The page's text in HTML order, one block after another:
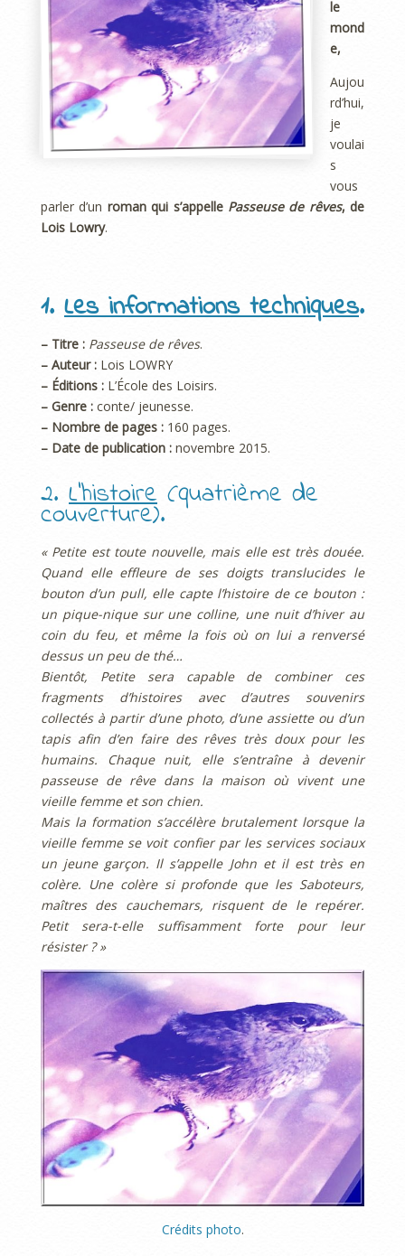
le
mond
e,
Aujou
rd’hui,
je
voulai
s
vous
parler d’un roman qui s’appelle Passeuse de rêves, de
Lois Lowry.
1. Les informations techniques.
– Titre : Passeuse de rêves.
– Auteur : Lois LOWRY
– Éditions : L’École des Loisirs.
– Genre : conte/ jeunesse.
– Nombre de pages : 160 pages.
– Date de publication : novembre 2015.
2. L’histoire (quatrième de
couverture).
« Petite est toute nouvelle, mais elle est très douée.
Quand elle effleure de ses doigts translucides le
bouton d’un pull, elle capte l’histoire de ce bouton :
un pique-nique sur une colline, une nuit d’hiver au
coin du feu, et même la fois où on lui a renversé
dessus un peu de thé…
Bientôt, Petite sera capable de combiner ces
fragments d’histoires avec d’autres souvenirs
collectés à partir d’une photo, d’une assiette ou d’un
tapis afin d’en faire des rêves très doux pour les
humains. Chaque nuit, elle s’entraîne à devenir
passeuse de rêve dans la maison où vivent une
vieille femme et son chien.
Mais la formation s’accélère brutalement lorsque la
vieille femme se voit confier par les services sociaux
un jeune garçon. Il s’appelle John et il est très en
colère. Une colère si profonde que les Saboteurs,
maîtres des cauchemars, risquent de le repérer.
Petit sera-t-elle suffisamment forte pour leur
résister ? »
Crédits photo.